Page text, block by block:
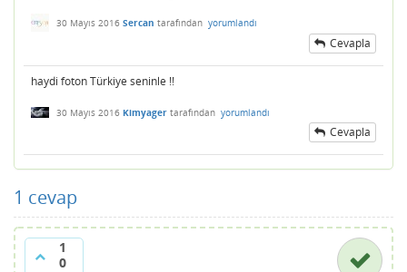
30 Mayıs 2016 Sercan tarafından yorumlandı
Cevapla
haydi foton Türkiye seninle !!
30 Mayıs 2016 Kimyager tarafından yorumlandı
Cevapla
1 cevap
1
0